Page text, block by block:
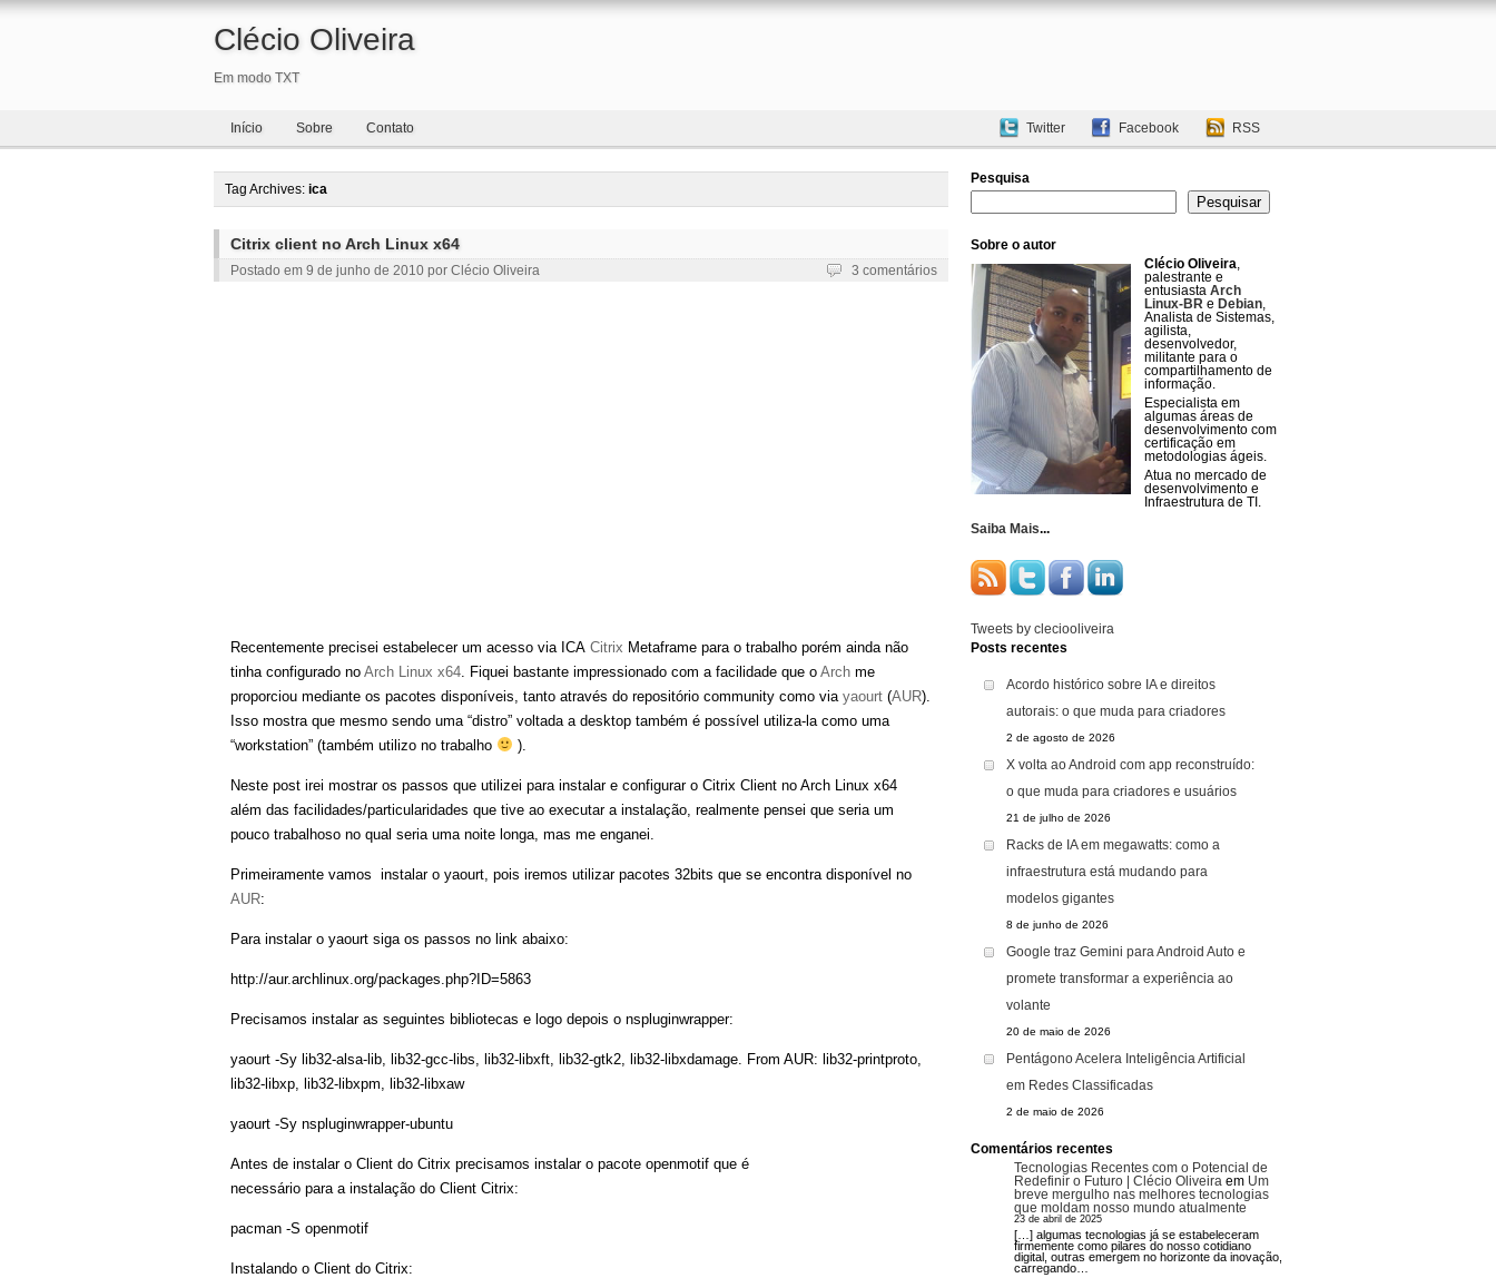
Clécio Oliveira
Em modo TXT
Início Sobre Contato Twitter Facebook RSS
Tag Archives: ica
Citrix client no Arch Linux x64
Postado em 9 de junho de 2010 por Clécio Oliveira 3 comentários
Recentemente precisei estabelecer um acesso via ICA Citrix Metaframe para o trabalho porém ainda não
tinha configurado no Arch Linux x64. Fiquei bastante impressionado com a facilidade que o Arch me
proporciou mediante os pacotes disponíveis, tanto através do repositório community como via yaourt (AUR).
Isso mostra que mesmo sendo uma “distro” voltada a desktop também é possível utiliza-la como uma
“workstation” (também utilizo no trabalho
).
Neste post irei mostrar os passos que utilizei para instalar e configurar o Citrix Client no Arch Linux x64
além das facilidades/particularidades que tive ao executar a instalação, realmente pensei que seria um
pouco trabalhoso no qual seria uma noite longa, mas me enganei.
Primeiramente vamos instalar o yaourt, pois iremos utilizar pacotes 32bits que se encontra disponível no
AUR:
Para instalar o yaourt siga os passos no link abaixo:
http://aur.archlinux.org/packages.php?ID=5863
Precisamos instalar as seguintes bibliotecas e logo depois o nspluginwrapper:
yaourt -Sy lib32-alsa-lib, lib32-gcc-libs, lib32-libxft, lib32-gtk2, lib32-libxdamage. From AUR: lib32-printproto,
lib32-libxp, lib32-libxpm, lib32-libxaw
yaourt -Sy nspluginwrapper-ubuntu
Antes de instalar o Client do Citrix precisamos instalar o pacote openmotif que é
necessário para a instalação do Client Citrix:
pacman -S openmotif
Instalando o Client do Citrix:
Pesquisa
Pesquisar
Pesquisar
Sobre o autor
Clécio Oliveira,
palestrante e
entusiasta Arch
Linux-BR e Debian,
Analista de Sistemas,
agilista,
desenvolvedor,
militante para o
compartilhamento de
informação.
Especialista em
algumas áreas de
desenvolvimento com
certificação em
metodologias ágeis.
Atua no mercado de
desenvolvimento e
Infraestrutura de TI.
Saiba Mais...
Tweets by cleciooliveira
Posts recentes
Acordo histórico sobre IA e direitos
autorais: o que muda para criadores
2 de agosto de 2026
X volta ao Android com app reconstruído:
o que muda para criadores e usuários
21 de julho de 2026
Racks de IA em megawatts: como a
infraestrutura está mudando para
modelos gigantes
8 de junho de 2026
Google traz Gemini para Android Auto e
promete transformar a experiência ao
volante
20 de maio de 2026
Pentágono Acelera Inteligência Artificial
em Redes Classificadas
2 de maio de 2026
Comentários recentes
Tecnologias Recentes com o Potencial de
Redefinir o Futuro | Clécio Oliveira em Um
breve mergulho nas melhores tecnologias
que moldam nosso mundo atualmente
23 de abril de 2025
[…] algumas tecnologias já se estabeleceram
firmemente como pilares do nosso cotidiano
digital, outras emergem no horizonte da inovação,
carregando…